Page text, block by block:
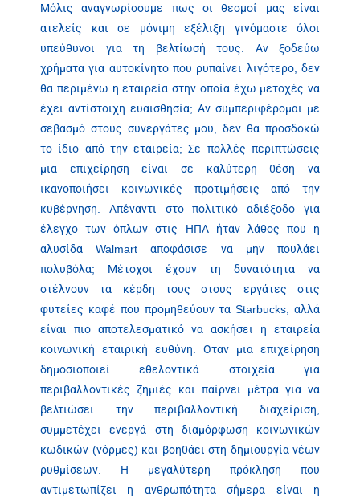
Μόλις αναγνωρίσουμε πως οι θεσμοί μας είναι
ατελείς και σε μόνιμη εξέλιξη γινόμαστε όλοι
υπεύθυνοι για τη βελτίωσή τους. Αν ξοδεύω
χρήματα για αυτοκίνητο που ρυπαίνει λιγότερο, δεν
θα περιμένω η εταιρεία στην οποία έχω μετοχές να
έχει αντίστοιχη ευαισθησία; Αν συμπεριφέρομαι με
σεβασμό στους συνεργάτες μου, δεν θα προσδοκώ
το ίδιο από την εταιρεία; Σε πολλές περιπτώσεις
μια επιχείρηση είναι σε καλύτερη θέση να
ικανοποιήσει κοινωνικές προτιμήσεις από την
κυβέρνηση. Απέναντι στο πολιτικό αδιέξοδο για
έλεγχο των όπλων στις ΗΠΑ ήταν λάθος που η
αλυσίδα Walmart αποφάσισε να μην πουλάει
πολυβόλα; Μέτοχοι έχουν τη δυνατότητα να
στέλνουν τα κέρδη τους στους εργάτες στις
φυτείες καφέ που προμηθεύουν τα Starbucks, αλλά
είναι πιο αποτελεσματικό να ασκήσει η εταιρεία
κοινωνική εταιρική ευθύνη. Οταν μια επιχείρηση
δημοσιοποιεί εθελοντικά στοιχεία για
περιβαλλοντικές ζημιές και παίρνει μέτρα για να
βελτιώσει την περιβαλλοντική διαχείριση,
συμμετέχει ενεργά στη διαμόρφωση κοινωνικών
κωδικών (νόρμες) και βοηθάει στη δημιουργία νέων
ρυθμίσεων. Η μεγαλύτερη πρόκληση που
αντιμετωπίζει η ανθρωπότητα σήμερα είναι η